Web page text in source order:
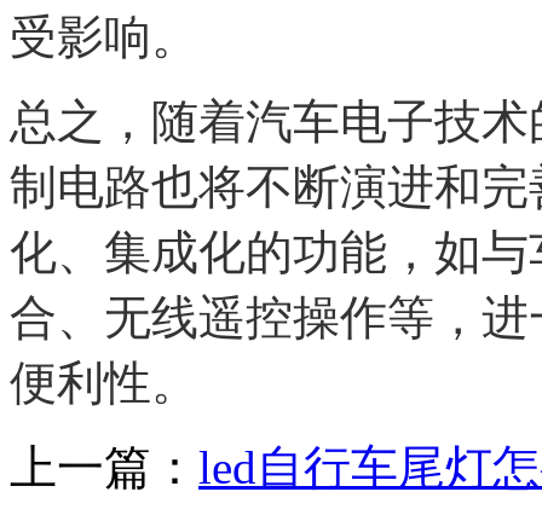
受影响。
总之，随着汽车电子技
制电路也将不断演进和
化、集成化的功能，如
合、无线遥控操作等，
便利性。
上一篇： led自行车尾灯